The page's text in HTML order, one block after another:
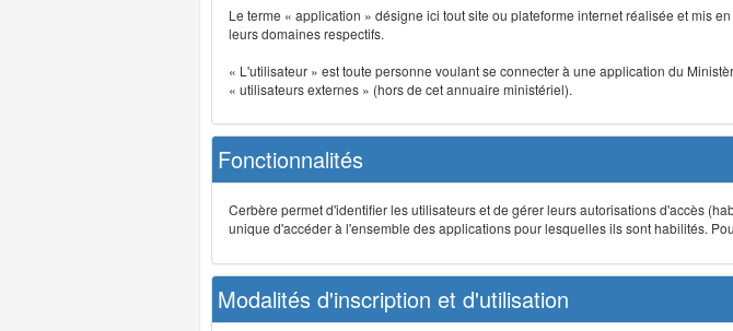
Le terme « application » désigne ici tout site ou plateforme internet réalisée et mis
leurs domaines respectifs.
« L'utilisateur » est toute personne voulant se connecter à une application du
« utilisateurs externes » (hors de cet annuaire ministériel).
Fonctionnalités
Cerbère permet d'identifier les utilisateurs et de gérer leurs autorisations d'accès
unique d'accéder à l'ensemble des applications pour lesquelles ils sont habilités.
Modalités d'inscription et d'utilisation